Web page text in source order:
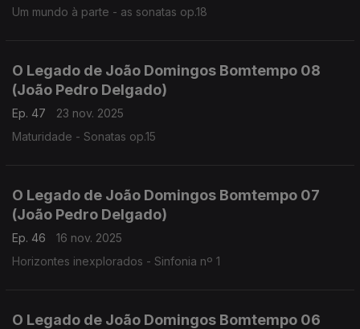
Um mundo à parte - as sonatas op.18
O Legado de João Domingos Bomtempo 08
(João Pedro Delgado)
Ep. 47
23 nov. 2025
Maturidade - Sonatas op.15
O Legado de João Domingos Bomtempo 07
(João Pedro Delgado)
Ep. 46
16 nov. 2025
Horizontes inexplorados - Sinfonia nº 1
O Legado de João Domingos Bomtempo 06